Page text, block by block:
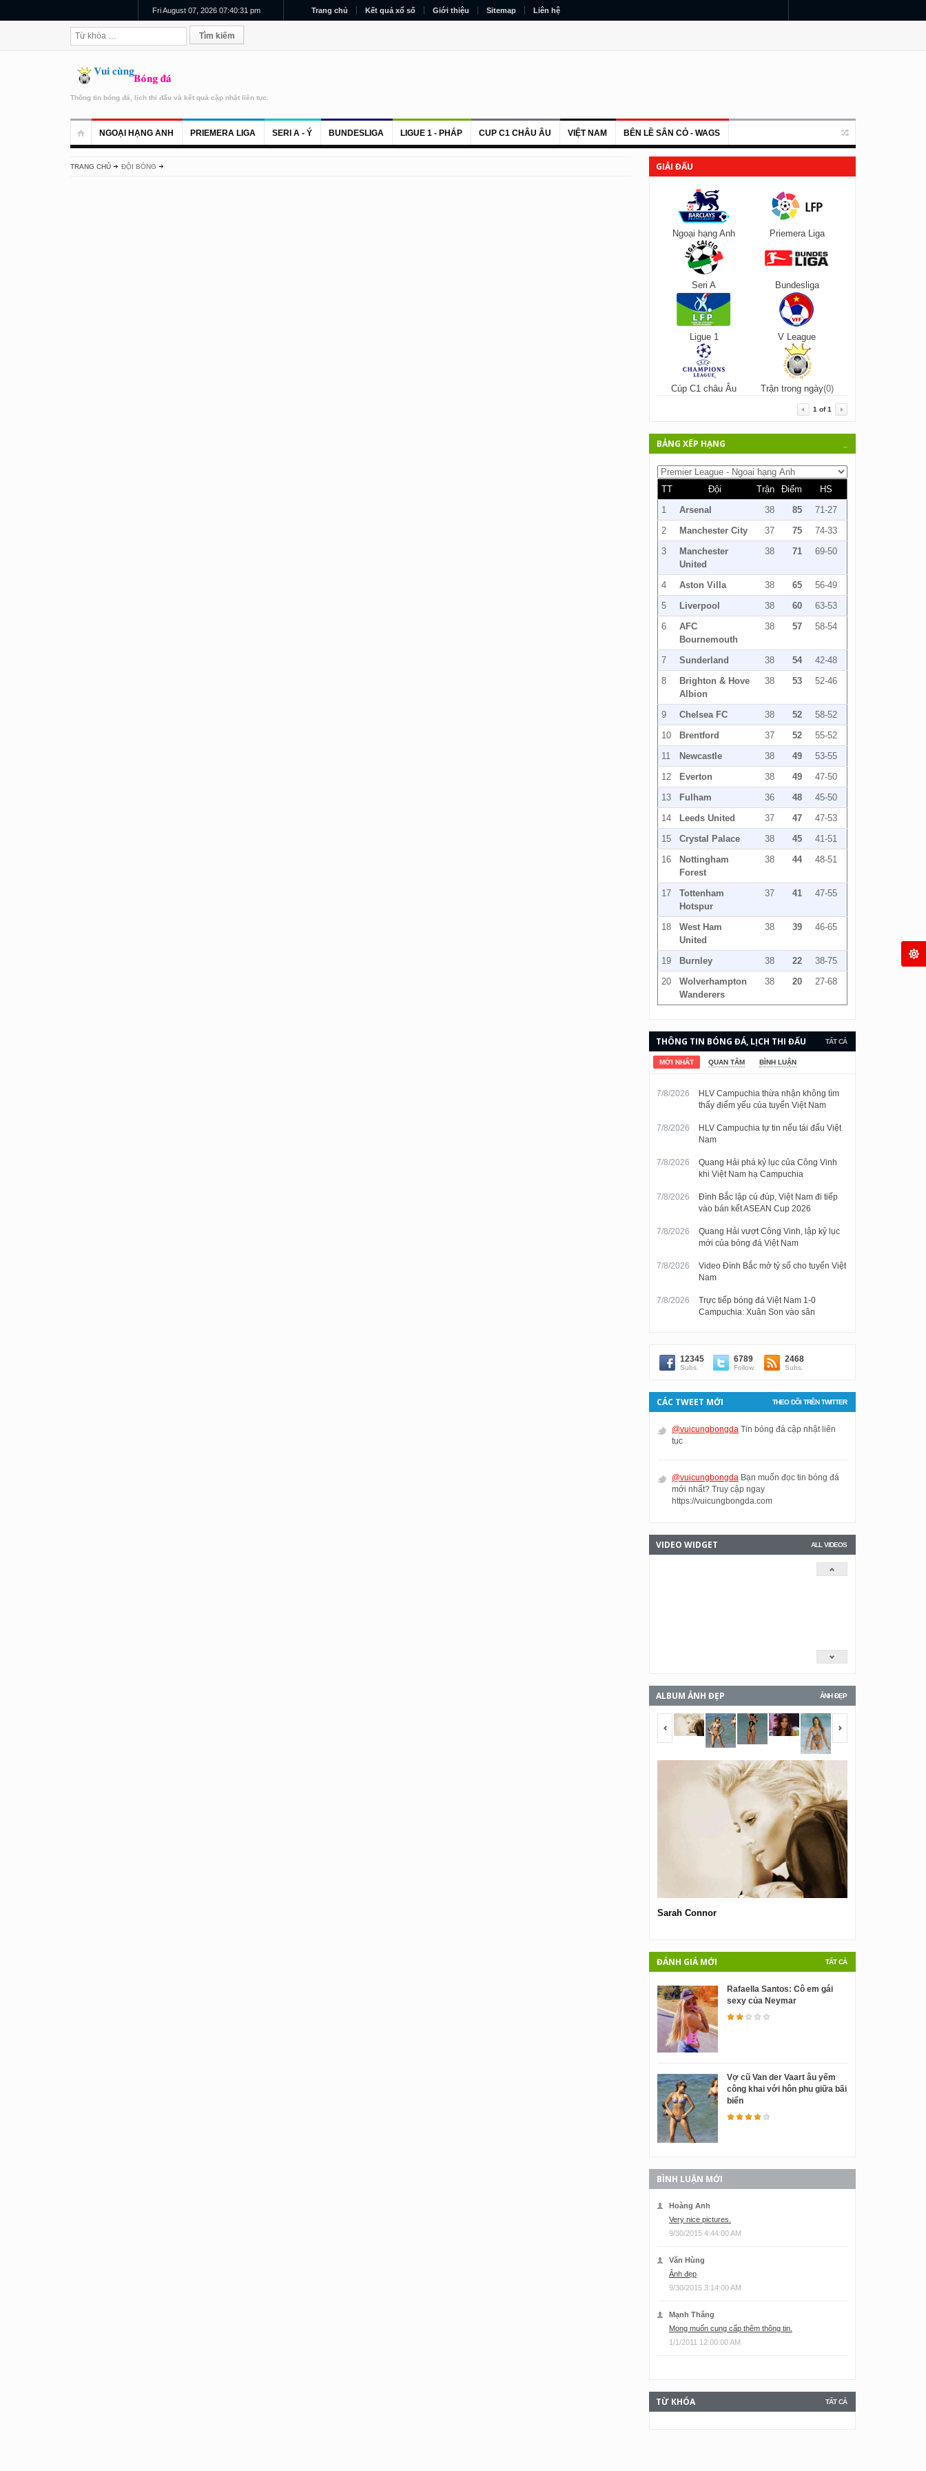
Fri August 07, 2026 07:40:31 pm Trang chủ Kết quả xổ số Giới thiệu Sitemap Liên hệ
Thông tin bóng đá, lịch thi đấu và kết quả cập nhật liên tục.
NGOẠI HẠNG ANH PRIEMERA LIGA SERI A - Ý BUNDESLIGA LIGUE 1 - PHÁP CUP C1 CHÂU ÂU VIỆT NAM BÊN LỀ SÂN CỎ - WAGS
TRANG CHỦ ĐỘI BÓNG GIẢI ĐẤU
Ngoại hạng Anh Priemera Liga
Seri A Bundesliga
Ligue 1 V League
Cúp C1 châu Âu Trận trong ngày(0)
1 of1
BẢNG XẾP HẠNG
TT Đội Trận Điểm
HS
1
Arsenal 38 85
71-27
2
Manchester City 37 75
74-33
3
Manchester
United
38 71 69-50
4 Aston Villa 38 65
56-49
5
Liverpool 38 60
63-53
6
AFC
Bournemouth
38 57 58-54
7 Sunderland 38 54
42-48
8
Brighton & Hove
Albion
38 53 52-46
9 Chelsea FC 38 52
58-52
10
Brentford 37 52
55-52
11
Newcastle 38 49
53-55
12
Everton 38 49
47-50
13
Fulham 36 48
45-50
14
Leeds United 37 47
47-53
15
Crystal Palace 38 45
41-51
16
Nottingham
Forest
38 44 48-51
17
Tottenham
Hotspur
37 41 47-55
18
West Ham
United
38 39 46-65
19 Burnley 38 22
38-75
20
Wolverhampton
Wanderers
38 20 27-68
TẤT CẢ
THÔNG TIN BÓNG ĐÁ, LỊCH THI ĐẤU
VÀ KẾT QUẢ CẬP NHẬT LIÊN TỤC.
MỚI NHẤT QUAN TÂM BÌNH LUẬN
7/8/2026
HLV Campuchia thừa nhận không tìm
thấy điểm yếu của tuyển Việt Nam
7/8/2026
HLV Campuchia tự tin nếu tái đấu Việt
Nam
7/8/2026
Quang Hải phá kỷ lục của Công Vinh
khi Việt Nam hạ Campuchia
7/8/2026
Đình Bắc lập cú đúp, Việt Nam đi tiếp
vào bán kết ASEAN Cup 2026
7/8/2026
Quang Hải vượt Công Vinh, lập kỷ lục
mới của bóng đá Việt Nam
7/8/2026
Video Đình Bắc mở tỷ số cho tuyển Việt
Nam
7/8/2026
Trực tiếp bóng đá Việt Nam 1-0
Campuchia: Xuân Son vào sân
12345
Subs.
6789
Follow.
2468
Subs.
THEO DÕI TRÊN TWITTER
CÁC TWEET MỚI
@vuicungbongda Tin bóng đá cập nhật liên
tục
@vuicungbongda Bạn muốn đọc tin bóng đá
mới nhất? Truy cập ngay
https://vuicungbongda.com
ALL VIDEOS
VIDEO WIDGET
ẢNH ĐẸP
ALBUM ẢNH ĐẸP
<span></span>
Sarah Connor
TẤT CẢ
ĐÁNH GIÁ MỚI
Rafaella Santos: Cô em gái
sexy của Neymar
Vợ cũ Van der Vaart âu yếm
công khai với hôn phu giữa bãi
biển
BÌNH LUẬN MỚI
Hoàng Anh
Very nice pictures.
9/30/2015 4:44:00 AM
Văn Hùng
Ảnh đẹp
9/30/2015 3:14:00 AM
Mạnh Thắng
Mong muốn cung cấp thêm thông tin.
1/1/2011 12:00:00 AM
TẤT CẢ
TỪ KHÓA